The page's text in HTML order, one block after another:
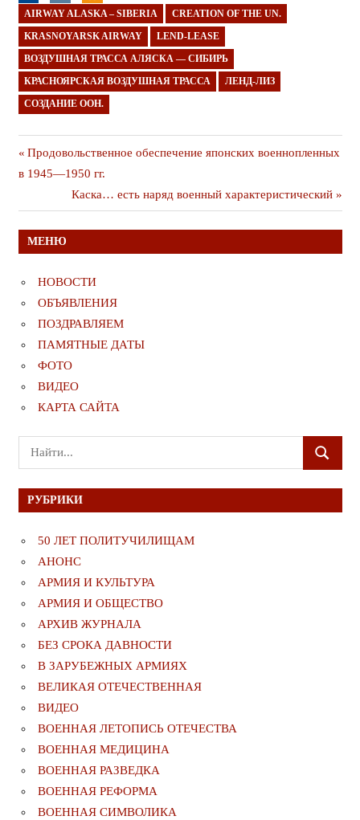
AIRWAY ALASKA – SIBERIA CREATION OF THE UN.
KRASNOYARSK AIRWAY LEND-LEASE
ВОЗДУШНАЯ ТРАССА АЛЯСКА — СИБИРЬ
КРАСНОЯРСКАЯ ВОЗДУШНАЯ ТРАССА ЛЕНД-ЛИЗ
СОЗДАНИЕ ООН.
Навигация
записям
Предыдущая
публикация
Продовольственное обеспечение японских военнопленных
в 1945—1950 гг.
Следующая
публикация
Каска… есть наряд военный характеристический
МЕНЮ
НОВОСТИ
ОБЪЯВЛЕНИЯ
ПОЗДРАВЛЯЕМ
ПАМЯТНЫЕ ДАТЫ
ФОТО
ВИДЕО
КАРТА САЙТА
Поиск
для:
ПОИСК
РУБРИКИ
50 ЛЕТ ПОЛИТУЧИЛИЩАМ
АНОНС
АРМИЯ И КУЛЬТУРА
АРМИЯ И ОБЩЕСТВО
АРХИВ ЖУРНАЛА
БЕЗ СРОКА ДАВНОСТИ
В ЗАРУБЕЖНЫХ АРМИЯХ
ВЕЛИКАЯ ОТЕЧЕСТВЕННАЯ
ВИДЕО
ВОЕННАЯ ЛЕТОПИСЬ ОТЕЧЕСТВА
ВОЕННАЯ МЕДИЦИНА
ВОЕННАЯ РАЗВЕДКА
ВОЕННАЯ РЕФОРМА
ВОЕННАЯ СИМВОЛИКА